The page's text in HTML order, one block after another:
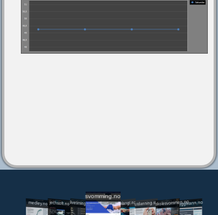
medley.no jechsoft.nolivetiming.medley.no
svomming.no
svomlangt.noutdanning.svomming.no
skolesvommen.notryggivann.no